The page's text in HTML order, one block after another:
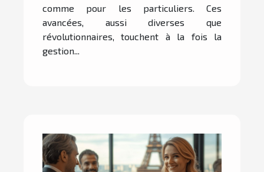
comme pour les particuliers. Ces
avancées, aussi diverses que
révolutionnaires, touchent à la fois la
gestion...